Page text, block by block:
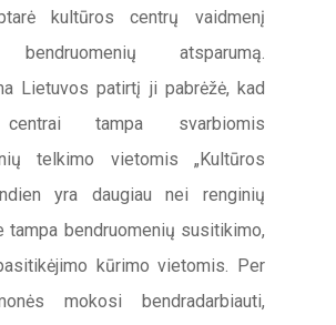
kultūros centrų vaidmenį
bendruomenių atsparumą.
Lietuvos patirtį ji pabrėžė, kad
tampa svarbiomis
telkimo vietomis „Kultūros
yra daugiau nei renginių
tampa bendruomenių susitikimo,
kūrimo vietomis. Per
mokosi bendradarbiauti,